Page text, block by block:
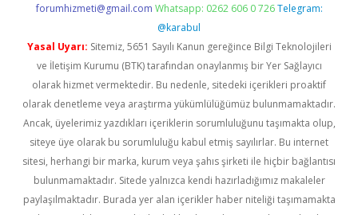
forumhizmeti@gmail.com Whatsapp: 0262 606 0 726 Telegram:
@karabul
Yasal Uyarı: Sitemiz, 5651 Sayılı Kanun gereğince Bilgi Teknolojileri
ve İletişim Kurumu (BTK) tarafından onaylanmış bir Yer Sağlayıcı
olarak hizmet vermektedir. Bu nedenle, sitedeki içerikleri proaktif
olarak denetleme veya araştırma yükümlülüğümüz bulunmamaktadır.
Ancak, üyelerimiz yazdıkları içeriklerin sorumluluğunu taşımakta olup,
siteye üye olarak bu sorumluluğu kabul etmiş sayılırlar. Bu internet
sitesi, herhangi bir marka, kurum veya şahıs şirketi ile hiçbir bağlantısı
bulunmamaktadır. Sitede yalnızca kendi hazırladığımız makaleler
paylaşılmaktadır. Burada yer alan içerikler haber niteliği taşımamakta